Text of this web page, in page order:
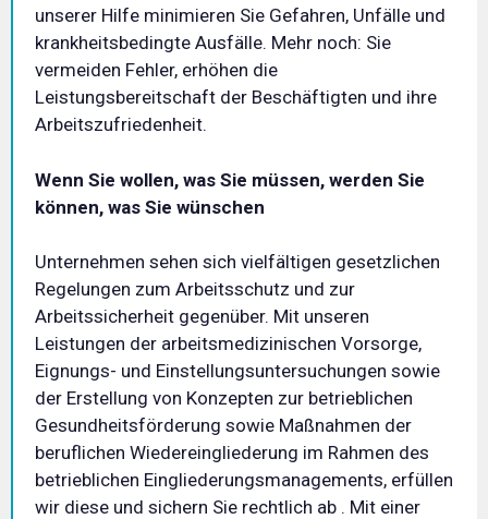
unserer Hilfe minimieren Sie Gefahren, Unfälle und
krankheitsbedingte Ausfälle. Mehr noch: Sie
vermeiden Fehler, erhöhen die
Leistungsbereitschaft der Beschäftigten und ihre
Arbeitszufriedenheit.
Wenn Sie wollen, was Sie müssen, werden Sie
können, was Sie wünschen
Unternehmen sehen sich vielfältigen gesetzlichen
Regelungen zum Arbeitsschutz und zur
Arbeitssicherheit gegenüber. Mit unseren
Leistungen der arbeitsmedizinischen Vorsorge,
Eignungs- und Einstellungsuntersuchungen sowie
der Erstellung von Konzepten zur betrieblichen
Gesundheitsförderung sowie Maßnahmen der
beruflichen Wiedereingliederung im Rahmen des
betrieblichen Eingliederungsmanagements, erfüllen
wir diese und sichern Sie rechtlich ab . Mit einer